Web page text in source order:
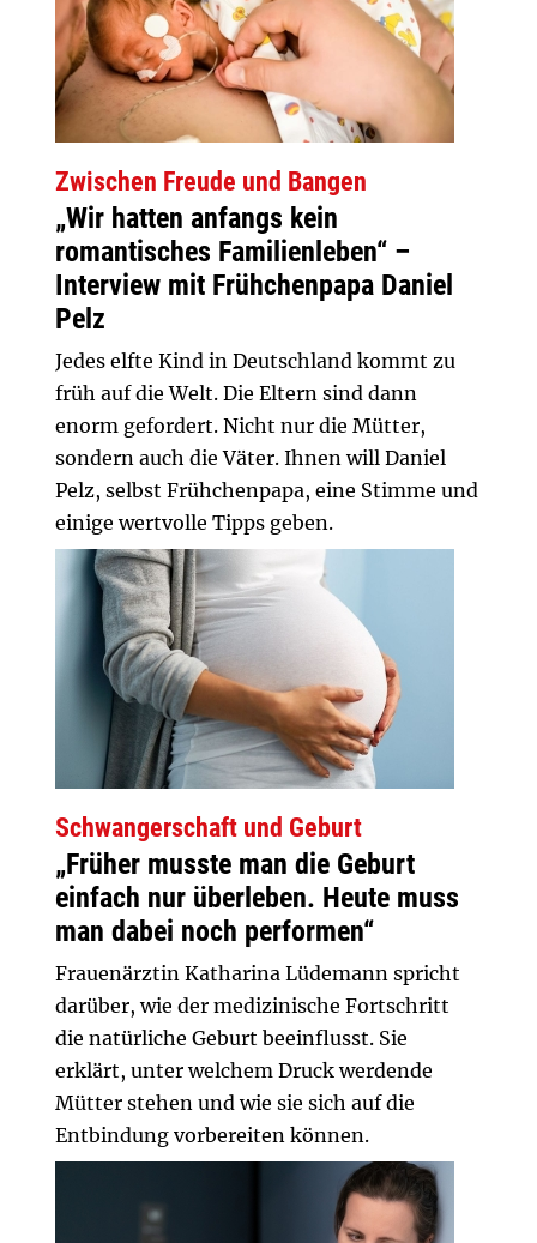
Zwischen Freude und Bangen
„Wir hatten anfangs kein
romantisches Familienleben“ –
Interview mit Frühchenpapa Daniel
Pelz
Jedes elfte Kind in Deutschland kommt zu
früh auf die Welt. Die Eltern sind dann
enorm gefordert. Nicht nur die Mütter,
sondern auch die Väter. Ihnen will Daniel
Pelz, selbst Frühchenpapa, eine Stimme und
einige wertvolle Tipps geben.
Schwangerschaft und Geburt
„Früher musste man die Geburt
einfach nur überleben. Heute muss
man dabei noch performen“
Frauenärztin Katharina Lüdemann spricht
darüber, wie der medizinische Fortschritt
die natürliche Geburt beeinflusst. Sie
erklärt, unter welchem Druck werdende
Mütter stehen und wie sie sich auf die
Entbindung vorbereiten können.